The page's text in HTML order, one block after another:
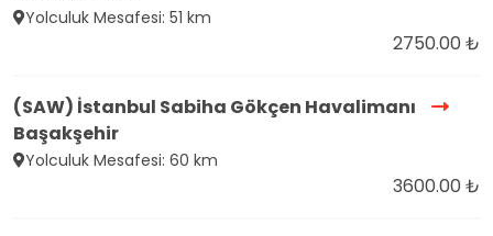
Yolculuk Mesafesi: 51 km
2750.00 ₺
(SAW) İstanbul Sabiha Gökçen Havalimanı
Başakşehir
Yolculuk Mesafesi: 60 km
3600.00 ₺